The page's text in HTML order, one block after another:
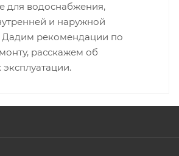
для водоснабжения,
и наружной
Дадим рекомендации по
расскажем об